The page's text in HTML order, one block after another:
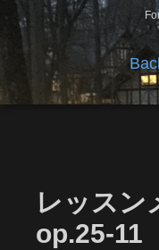
レッスン
op.25-11